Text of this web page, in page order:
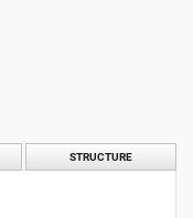
STRUCTURE